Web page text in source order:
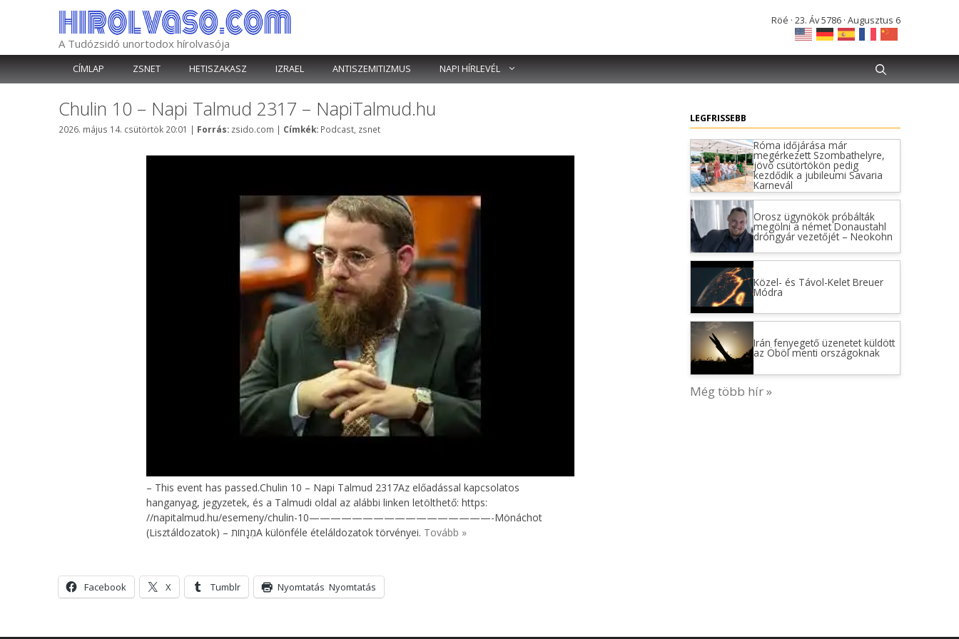
A Tudózsidó unortodox hírolvasója
Röé · 23. Áv 5786 · Augusztus 6
CÍMLAP ZSNET HETISZAKASZ IZRAEL ANTISZEMITIZMUS NAPI HÍRLEVÉL
Chulin 10 – Napi Talmud 2317 – NapiTalmud.hu
2026. május 14. csütörtök 20:01 | Forrás: Kategória
zsido.com | Címkék: Címkék
Podcast zsnet
– This event has passed.Chulin 10 – Napi Talmud 2317Az előadással kapcsolatos
hanganyag, jegyzetek, és a Talmudi oldal az alábbi linken letölthető: https:
//napitalmud.hu/esemeny/chulin-10—————————————————-Mönáchot
(Lisztáldozatok) – מְנָחוֹתA különféle ételáldozatok törvényei. Tovább »
Facebook X Tumblr Nyomtatás Nyomtatás
LEGFRISSEBB
Róma időjárása már
megérkezett Szombathelyre,
jövő csütörtökön pedig
kezdődik a jubileumi Savaria
Karnevál
Orosz ügynökök próbálták
megölni a német Donaustahl
dróngyár vezetőjét – Neokohn
Közel- és Távol-Kelet Breuer
Módra
Irán fenyegető üzenetet küldött
az Öböl menti országoknak
Még több hír »